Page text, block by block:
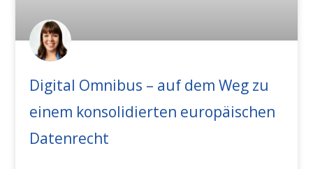
Digital Omnibus – auf dem Weg zu
einem konsolidierten europäischen
Datenrecht